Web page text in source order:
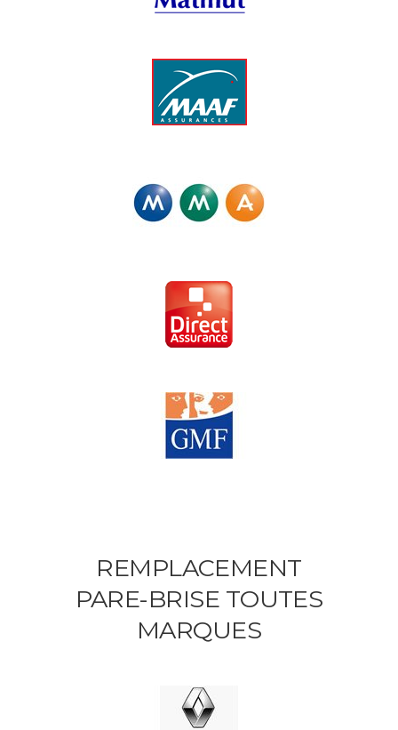
REMPLACEMENT
PARE-BRISE TOUTES
MARQUES